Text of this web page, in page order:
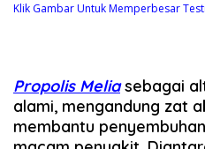
Klik Gambar Untuk Memperbesar
Propolis Meliasebagai
alami, mengandung zat
membantu